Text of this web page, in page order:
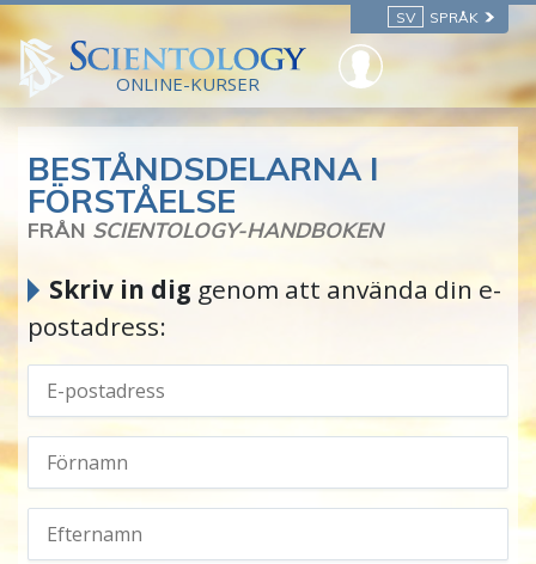
SV SPRÅK
ONLINE-KURSER
BESTÅNDSDELARNA I
FÖRSTÅELSE
FRÅN SCIENTOLOGY-HANDBOKEN
Skriv in dig genom att använda din e-
postadress: